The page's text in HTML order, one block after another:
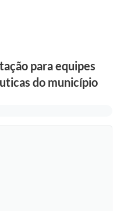
para equipes
do município